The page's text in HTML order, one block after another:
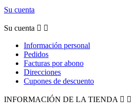
Su cuenta
Su cuenta  
Información personal
Pedidos
Facturas por abono
Direcciones
Cupones de descuento
INFORMACIÓN DE LA TIENDA  